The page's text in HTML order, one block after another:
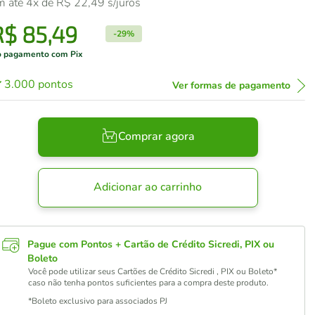
85,49 -29%
pagamento com Pix
3.000 pontos Ver formas de pagamento
Comprar agora
Adicionar ao carrinho
Pague com Pontos + Cartão de Crédito Sicredi, PIX ou
Boleto
Você pode utilizar seus Cartões de Crédito Sicredi , PIX ou Boleto*
caso não tenha pontos suficientes para a compra deste produto.
*Boleto exclusivo para associados PJ